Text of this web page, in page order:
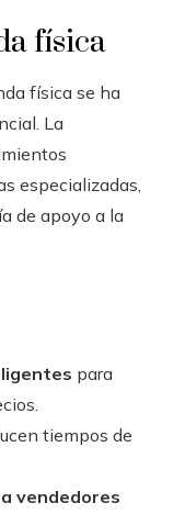
física
física se ha
La
especializadas,
de apoyo a la
para
tiempos de
vendedores